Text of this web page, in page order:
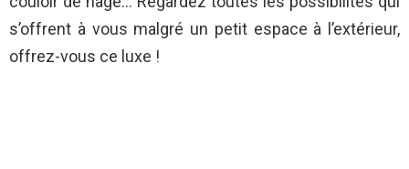
s’offrent à vous malgré un petit espace à l’extérieur,
offrez-vous ce luxe !